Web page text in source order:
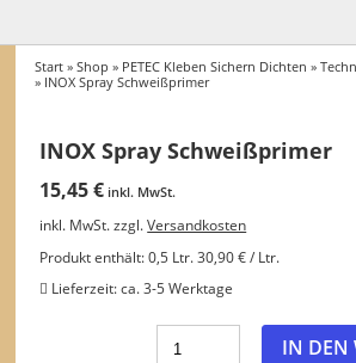
Start »Shop » PETEC Kleben Sichern Dichten »
» INOX Spray Schweißprimer
INOX Spray Schweißprimer
15,45€ inkl. MwSt.
inkl. MwSt. zzgl.Versandkosten
Produkt enthält: 0,5 Ltr. 30,90€/ Ltr.
Lieferzeit:ca. 3-5 Werktage
IN DEN